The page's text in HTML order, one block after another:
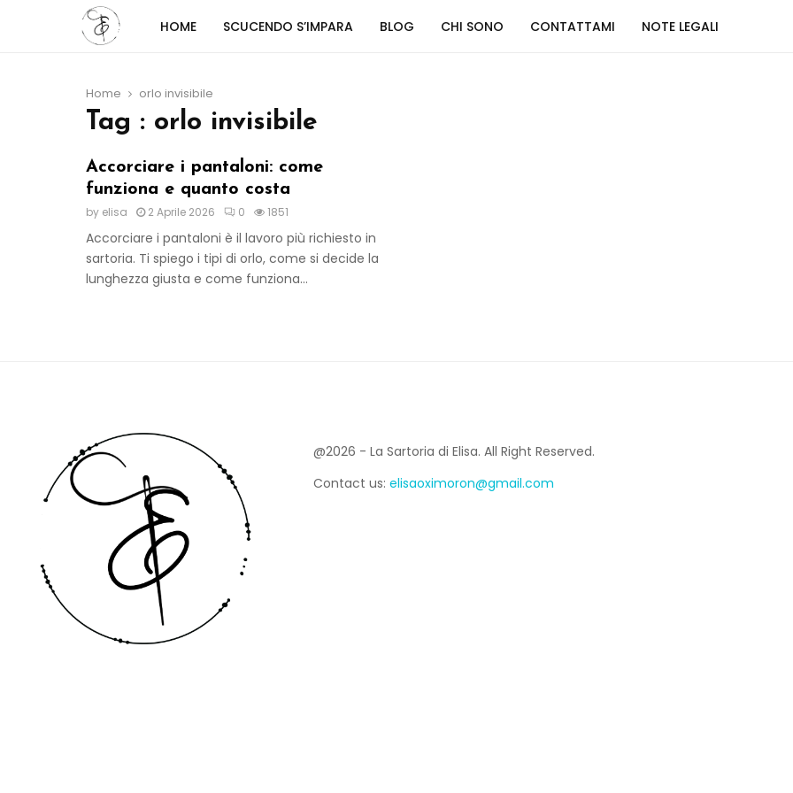
HOME SCUCENDO S’IMPARA BLOG CHI SONO CONTATTAMI NOTE LEGALI
Home orlo invisibile
Tag : orlo invisibile
Accorciare i pantaloni: come
funziona e quanto costa
by elisa 2 Aprile 2026 0 1851
Accorciare i pantaloni è il lavoro più richiesto in
sartoria. Ti spiego i tipi di orlo, come si decide la
lunghezza giusta e come funziona...
@2026 - La Sartoria di Elisa. All Right Reserved.
Contact us: elisaoximoron@gmail.com